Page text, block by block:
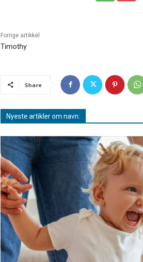
Forrige artikkel
Timothy
Share
Nyeste artikler om navn: